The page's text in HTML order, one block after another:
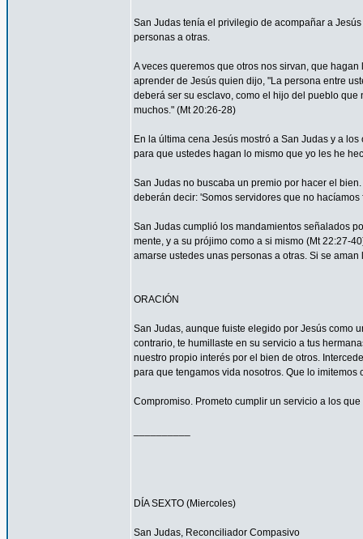
San Judas tenía el privilegio de acompañar a
personas a otras.
A veces queremos que otros nos sirvan, que
aprender de Jesús quien dijo, "La persona entre
deberá ser su esclavo, como el hijo del pueblo
muchos." (Mt 20:26-28)
En la última cena Jesús mostró a San Judas y a
para que ustedes hagan lo mismo que yo les he
San Judas no buscaba un premio por hacer el
deberán decir: 'Somos servidores que no
San Judas cumplió los mandamientos señalados
mente, y a su prójimo como a si mismo (Mt 22:27-
amarse ustedes unas personas a otras. Si se
ORACIÓN
San Judas, aunque fuiste elegido por Jesús como
contrario, te humillaste en su servicio a tus
nuestro propio interés por el bien de otros.
para que tengamos vida nosotros. Que lo
Compromiso. Prometo cumplir un servicio a los
DÍA SEXTO (Miercoles)
San Judas, Reconciliador Compasivo